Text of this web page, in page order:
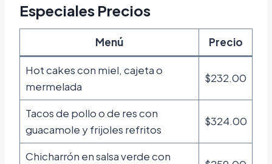
Especiales Precios
Menú Precio
Hot cakes con miel, cajeta o
mermelada
$232.00
Tacos de pollo o de res con
guacamole y frijoles refritos
$324.00
Chicharrón en salsa verde con